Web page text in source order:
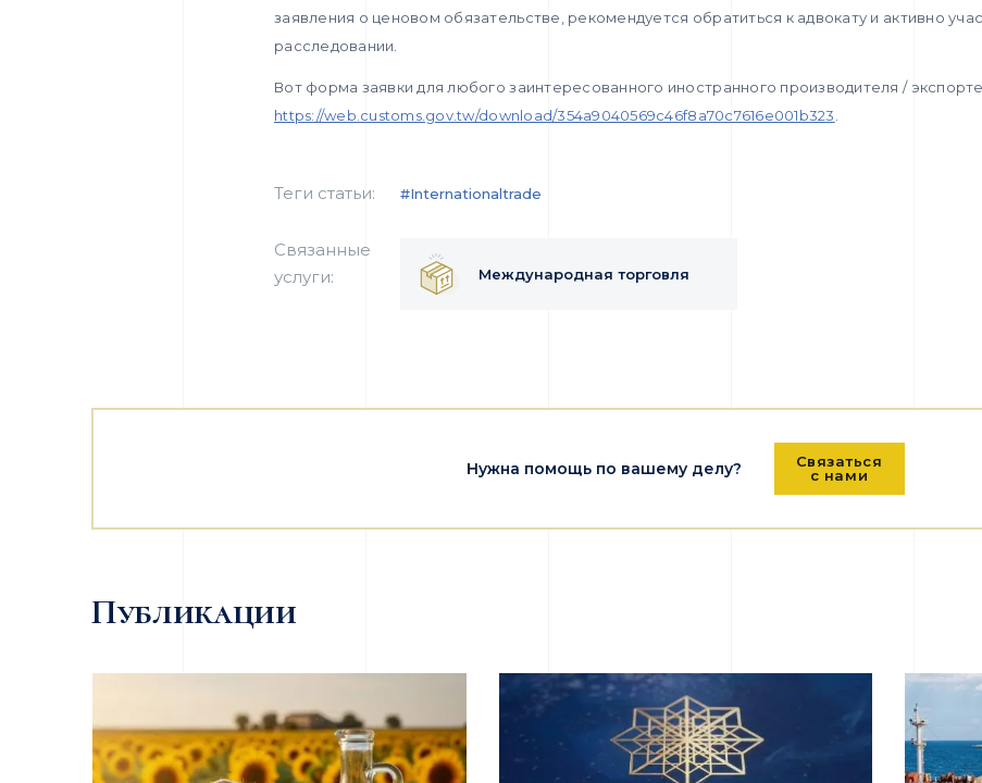
заявления о ценовом обязательстве, рекомендуется обратиться к адвокату и активно
расследовании.
Вот форма заявки для любого заинтересованного иностранного производителя /
https://web.customs.gov.tw/download/354a9040569c46f8a70c7616e001b323.
Теги статьи: #internationaltrade
Связанные
услуги:
Международная торговля
Нужна помощь по вашему делу?
Связаться
с нами
Публикации